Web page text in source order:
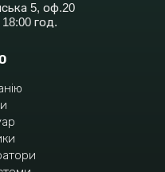
5, оф.20
год.